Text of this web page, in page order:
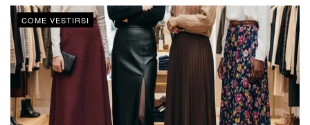
COME VESTIRSI